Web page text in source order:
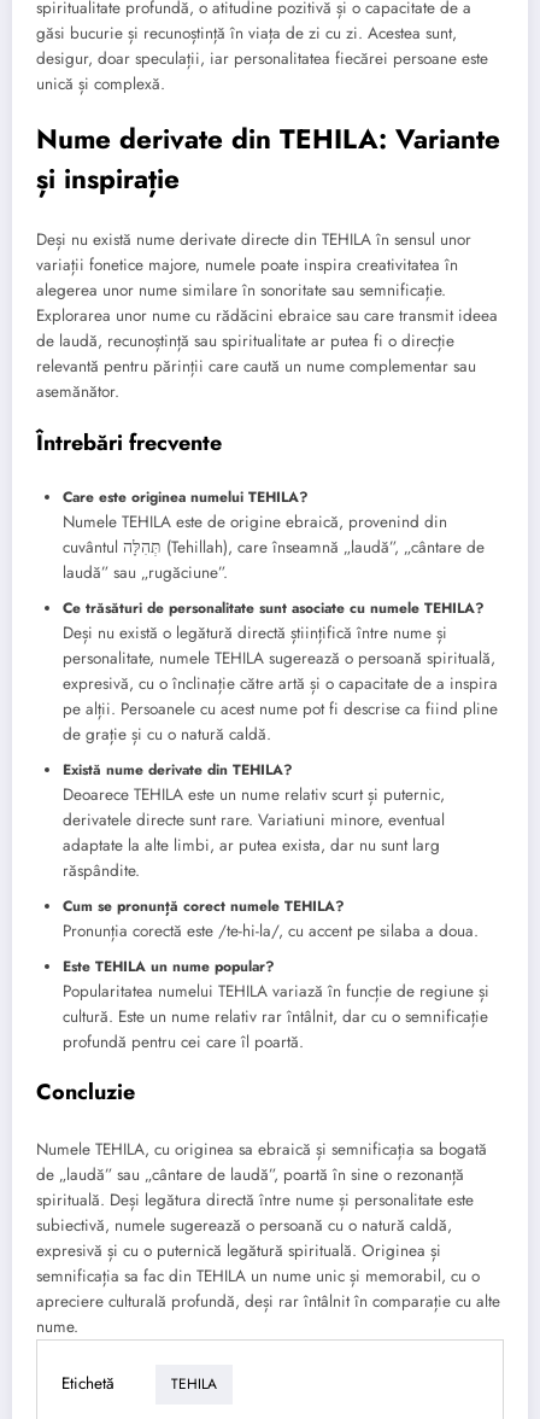
spiritualitate profundă, o atitudine pozitivă și o capacitate de a
găsi bucurie și recunoștință în viața de zi cu zi. Acestea sunt,
desigur, doar speculații, iar personalitatea fiecărei persoane este
unică și complexă.
Nume derivate din TEHILA: Variante
și inspirație
Deși nu există nume derivate directe din TEHILA în sensul unor
variații fonetice majore, numele poate inspira creativitatea în
alegerea unor nume similare în sonoritate sau semnificație.
Explorarea unor nume cu rădăcini ebraice sau care transmit ideea
de laudă, recunoștință sau spiritualitate ar putea fi o direcție
relevantă pentru părinții care caută un nume complementar sau
asemănător.
Întrebări frecvente
Care este originea numelui TEHILA?
Numele TEHILA este de origine ebraică, provenind din
cuvântul תְּהִלָּה (Tehillah), care înseamnă „laudă”, „cântare de
laudă” sau „rugăciune”.
Ce trăsături de personalitate sunt asociate cu numele TEHILA?
Deși nu există o legătură directă științifică între nume și
personalitate, numele TEHILA sugerează o persoană spirituală,
expresivă, cu o înclinație către artă și o capacitate de a inspira
pe alții. Persoanele cu acest nume pot fi descrise ca fiind pline
de grație și cu o natură caldă.
Există nume derivate din TEHILA?
Deoarece TEHILA este un nume relativ scurt și puternic,
derivatele directe sunt rare. Variatiuni minore, eventual
adaptate la alte limbi, ar putea exista, dar nu sunt larg
răspândite.
Cum se pronunță corect numele TEHILA?
Pronunția corectă este /te-hi-la/, cu accent pe silaba a doua.
Este TEHILA un nume popular?
Popularitatea numelui TEHILA variază în funcție de regiune și
cultură. Este un nume relativ rar întâlnit, dar cu o semnificație
profundă pentru cei care îl poartă.
Concluzie
Numele TEHILA, cu originea sa ebraică și semnificația sa bogată
de „laudă” sau „cântare de laudă”, poartă în sine o rezonanță
spirituală. Deși legătura directă între nume și personalitate este
subiectivă, numele sugerează o persoană cu o natură caldă,
expresivă și cu o puternică legătură spirituală. Originea și
semnificația sa fac din TEHILA un nume unic și memorabil, cu o
apreciere culturală profundă, deși rar întâlnit în comparație cu alte
nume.
Etichetă TEHILA